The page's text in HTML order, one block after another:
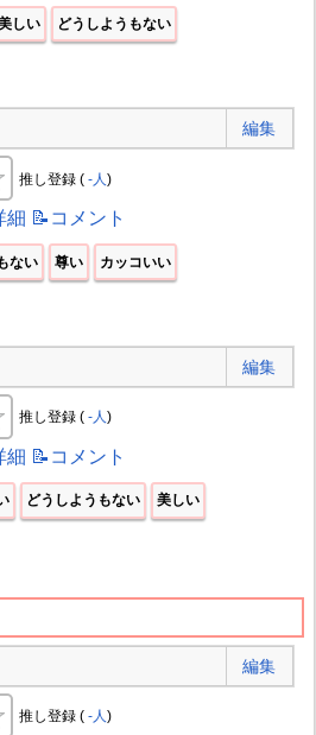
しい どうしようもない
編集
推し登録 ( -人 )
細 📝コメント
ない 尊い カッコいい
編集
推し登録 ( -人)
細 📝コメント
どうしようもない 美しい
編集
推し登録 ( -人)